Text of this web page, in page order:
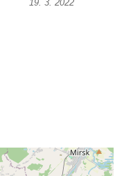
19. 3. 2022